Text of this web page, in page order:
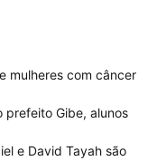
mulheres com câncer
prefeito Gibe, alunos
e David Tayah são